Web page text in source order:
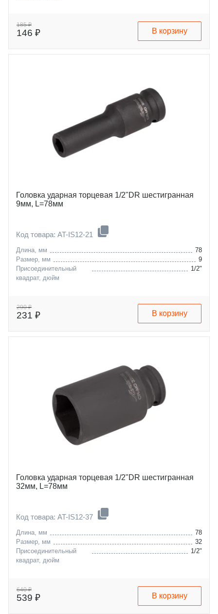
185 ₽
146 ₽ В корзину
Головка ударная торцевая 1/2"DR шестигранная
9мм, L=78мм
Код товара: AT-IS12-21
Длина, мм
78
Размер, мм
9
Присоединительный
квадрат, дюйм
1/2"
290 ₽
231 ₽ В корзину
Головка ударная торцевая 1/2"DR шестигранная
32мм, L=78мм
Код товара: AT-IS12-37
Длина, мм
78
Размер, мм
32
Присоединительный
квадрат, дюйм
1/2"
640 ₽
539 ₽ В корзину